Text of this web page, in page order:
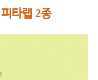
타랩 2종